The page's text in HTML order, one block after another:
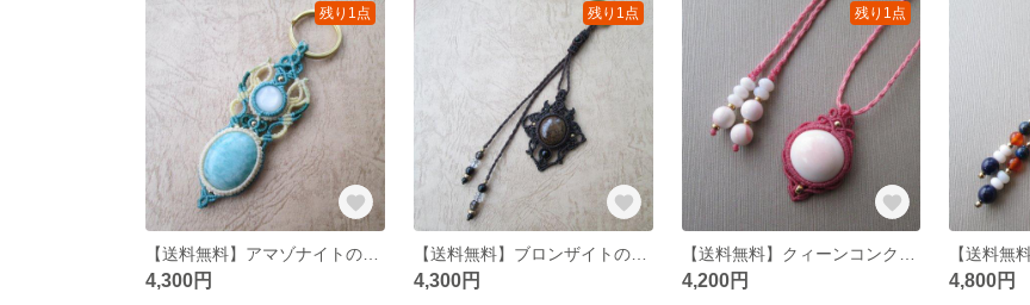
残り1点
4,300円
残り1点
【送料無料】ブロンザイトのマクラメキーリング
4,300円
残り1点
4,200円 4,800円